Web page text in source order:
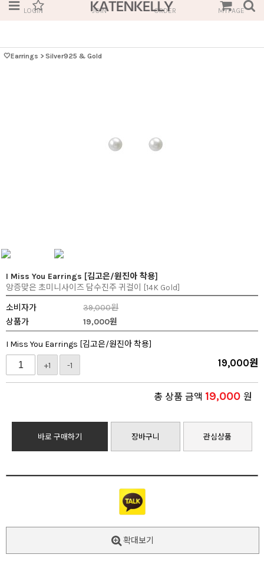
LOGIN JOIN ORDER MYPAGE
🤍Earrings > Silver925 & Gold
I Miss You Earrings [김고은/원진아 착용]
앙증맞은 초미니사이즈 담수진주 귀걸이 [14K Gold]
소비자가
39,000원
상품가
19,000원
I Miss You Earrings [김고은/원진아 착용]
+1 -1 19,000원
총 상품 금액 19,000 원
바로 구매하기 장바구니 관심상품
확대보기